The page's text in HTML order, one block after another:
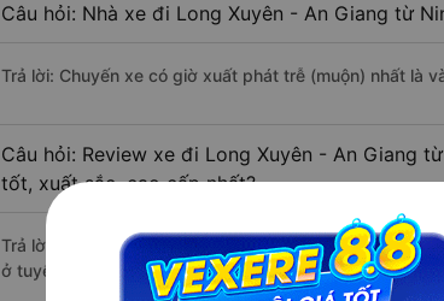
Câu hỏi: Nhà xe đi Long Xuyên - An Giang từ
Trả lời: Chuyến xe có giờ xuất phát trễ (muộn) nhất là
Câu hỏi: Review xe đi Long Xuyên - An Giang
tốt, xuất sắc, cao cấp nhất?
Trả lời: Tạm thời chưa đủ review để đánh giá có nhà
ở tuyến đường này có chất lượng xuất sắc.